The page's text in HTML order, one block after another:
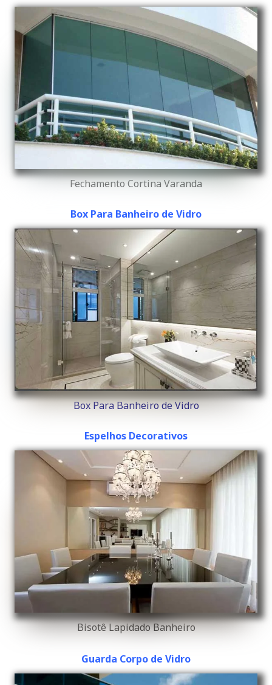
Fechamento Cortina Varanda
Box Para Banheiro de Vidro
Box Para Banheiro de Vidro
Espelhos Decorativos
Bisotê Lapidado Banheiro
Guarda Corpo de Vidro